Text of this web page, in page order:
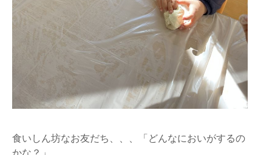
食いしん坊なお友だち、、、「どんなにおいがするの